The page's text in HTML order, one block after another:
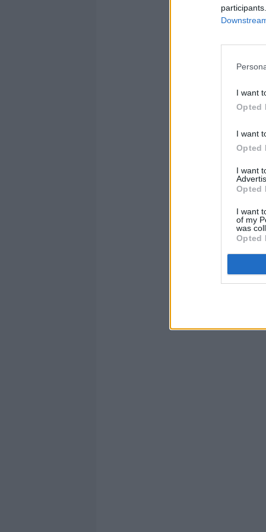
I want
Opted
I want
Opted
I want
Opted
I want
of my
was
Opted